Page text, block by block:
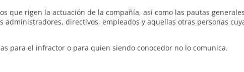
que rigen la actuación de la compañía, así como las pautas
directivos, empleados y aquellas otras personas
para el infractor o para quien siendo conocedor no lo comunica.